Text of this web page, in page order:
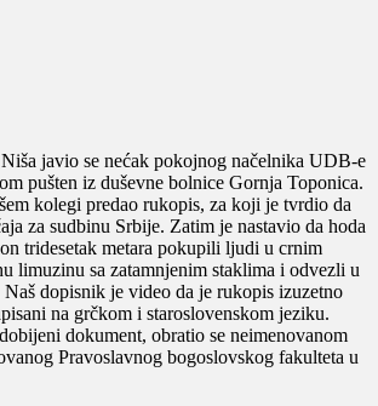
javio se nećak pokojnog načelnika UDB-e
pušten iz duševne bolnice Gornja Toponica.
kolegi predao rukopis, za koji je tvrdio da
za sudbinu Srbije. Zatim je nastavio da hoda
tridesetak metara pokupili ljudi u crnim
limuzinu sa zatamnjenim staklima i odvezli u
dopisnik je video da je rukopis izuzetno
na grčkom i staroslovenskom jeziku.
dokument, obratio se neimenovanom
Pravoslavnog bogoslovskog fakulteta u